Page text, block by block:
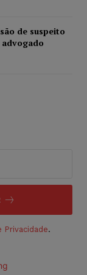
de suspeito
Privacidade.